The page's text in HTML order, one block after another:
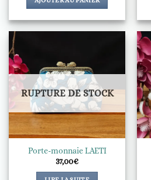
RUPTURE DE STOCK
Porte-monnaie LAETI
37,00€